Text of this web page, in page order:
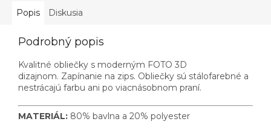
Popis Diskusia
Podrobný popis
Kvalitné obliečky s moderným FOTO 3D
dizajnom. Zapínanie na zips. Obliečky sú stálofarebné a
nestrácajú farbu ani po viacnásobnom praní.
MATERIÁL: 80% bavlna a 20% polyester